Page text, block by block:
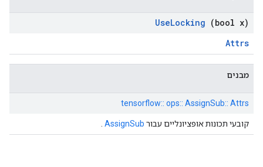
UseLocking (bool x)
Attrs
מבנים
tensorflow:: ops:: AssignSub:: Attrs
קובעי תכונות אופציונליים עבור AssignSub